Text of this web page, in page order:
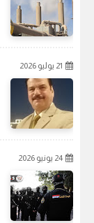
21 يوليو 2026
24 يونيو 2026